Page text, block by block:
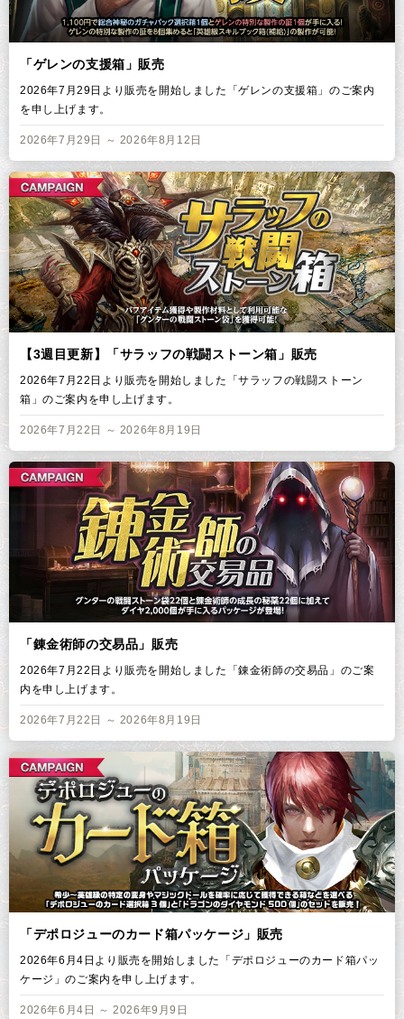
「ゲレンの支援箱」販売
2026年7月29日より販売を開始しました「ゲレンの支援箱」のご案内
を申し上げます。
2026年7月29日 ～ 2026年8月12日
【3週目更新】「サラッフの戦闘ストーン箱」販売
2026年7月22日より販売を開始しました「サラッフの戦闘ストーン
箱」のご案内を申し上げます。
2026年7月22日 ～ 2026年8月19日
「錬金術師の交易品」販売
2026年7月22日より販売を開始しました「錬金術師の交易品」のご案
内を申し上げます。
2026年7月22日 ～ 2026年8月19日
「デポロジューのカード箱パッケージ」販売
2026年6月4日より販売を開始しました「デポロジューのカード箱パッ
ケージ」のご案内を申し上げます。
2026年6月4日 ～ 2026年9月9日